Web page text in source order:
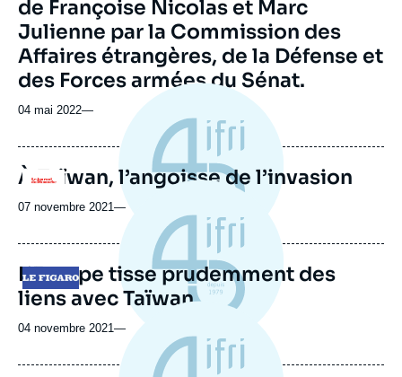
de Françoise Nicolas et Marc
Julienne par la Commission des
Affaires étrangères, de la Défense et
des Forces armées du Sénat.
04 mai 2022—
Logo
À Taïwan, l’angoisse de l’invasion
07 novembre 2021—
Logo
L’Europe tisse prudemment des
liens avec Taïwan
04 novembre 2021—